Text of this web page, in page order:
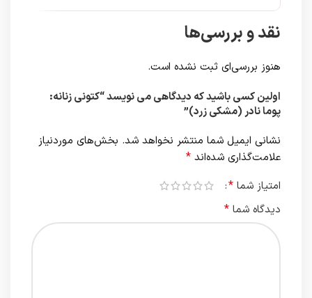
نقد و بررسی‌ها
هنوز بررسی‌ای ثبت نشده است.
اولین کسی باشید که دیدگاهی می نویسد “کتونی زنانه:
پوما نادر (مشکی زرد)”
نشانی ایمیل شما منتشر نخواهد شد. بخش‌های موردنیاز
علامت‌گذاری شده‌اند *
امتیاز شما *
دیدگاه شما *